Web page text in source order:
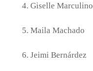
4. Giselle Marculino
5. Maila Machado
6. Jeimi Bernárdez